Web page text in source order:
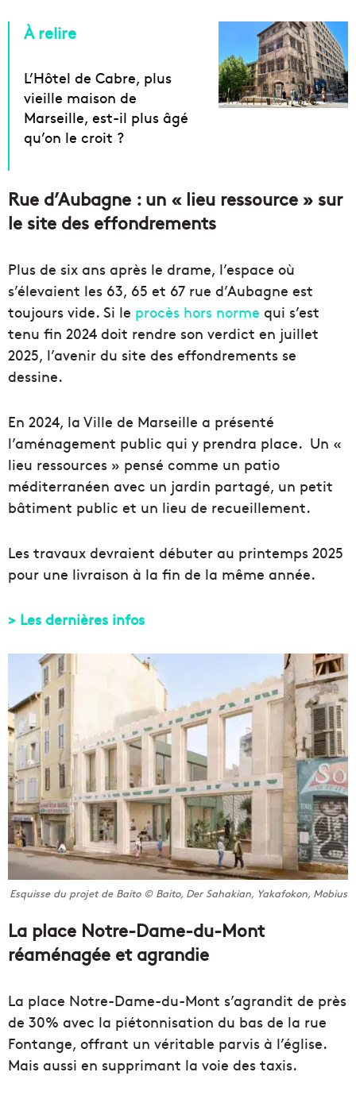
À relire
L’Hôtel de Cabre, plus
vieille maison de
Marseille, est-il plus âgé
qu’on le croit ?
Rue d’Aubagne : un « lieu ressource » sur
le site des effondrements
Plus de six ans après le drame, l’espace où
s’élevaient les 63, 65 et 67 rue d’Aubagne est
toujours vide. Si le procès hors norme qui s’est
tenu fin 2024 doit rendre son verdict en juillet
2025, l’avenir du site des effondrements se
dessine.
En 2024, la Ville de Marseille a présenté
l’aménagement public qui y prendra place. Un «
lieu ressources » pensé comme un patio
méditerranéen avec un jardin partagé, un petit
bâtiment public et un lieu de recueillement.
Les travaux devraient débuter au printemps 2025
pour une livraison à la fin de la même année.
> Les dernières infos
Esquisse du projet de Baito © Baito, Der Sahakian, Yakafokon, Mobius
La place Notre-Dame-du-Mont
réaménagée et agrandie
La place Notre-Dame-du-Mont s’agrandit de près
de 30% avec la piétonnisation du bas de la rue
Fontange, offrant un véritable parvis à l’église.
Mais aussi en supprimant la voie des taxis.